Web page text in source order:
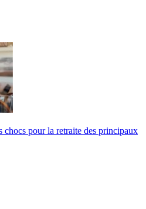
chocs pour la retraite des principaux